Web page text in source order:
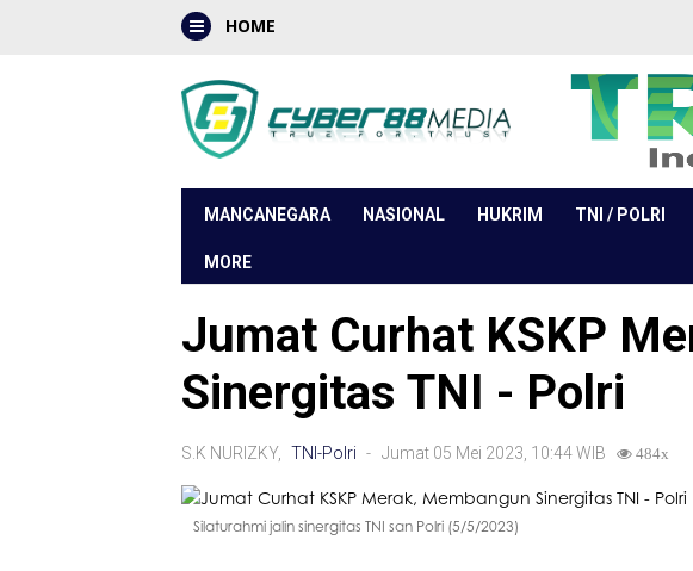
HOME
MANCANEGARA NASIONAL HUKRIM TNI / POLRI
MORE
Jumat Curhat KSKP
Sinergitas TNI - Polri
S.K NURIZKY, TNI-Polri - Jumat 05 Mei 2023, 10:44 WIB 484x
Silaturahmi jalin sinergitas TNI san Polri (5/5/2023)